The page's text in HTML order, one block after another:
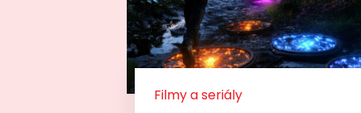
Filmy a seriály